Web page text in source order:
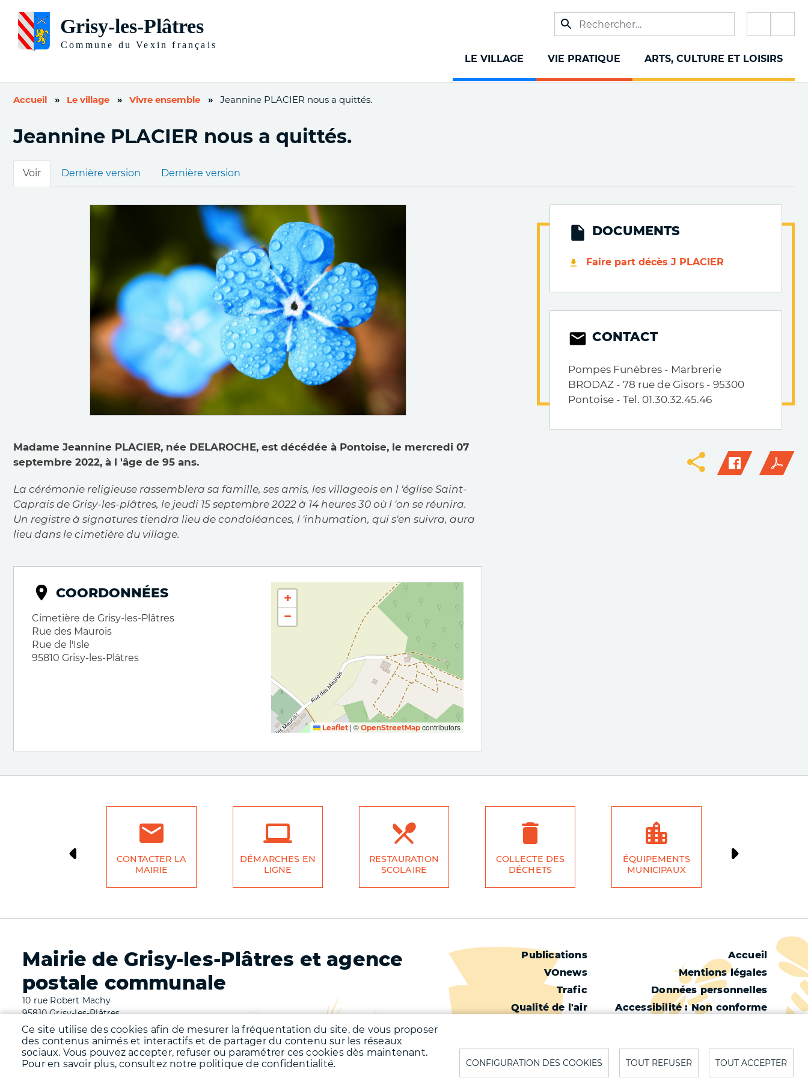
LE VILLAGE VIE PRATIQUE ARTS, CULTURE ET LOISIRS
Accueil Le village Vivre ensemble Jeannine PLACIER nous a quittés.
Jeannine PLACIER nous a quittés.
Onglets
Voir Dernière version Dernière version
Madame Jeannine PLACIER, née DELAROCHE, est décédée à Pontoise, le mercredi 07
septembre 2022, à l 'âge de 95 ans.
La cérémonie religieuse rassemblera sa famille, ses amis, les villageois en l 'église Saint-
Caprais de Grisy-les-plâtres, le jeudi 15 septembre 2022 à 14 heures 30 où l 'on se réunira.
Un registre à signatures tiendra lieu de condoléances, l 'inhumation, qui s'en suivra, aura
lieu dans le cimetière du village.
COORDONNÉES
Cimetière de Grisy-les-Plâtres
Rue des Maurois
Rue de l'Isle
95810 Grisy-les-Plâtres
+
−
Leaflet | © OpenStreetMap contributors
DOCUMENTS
Faire part décès J PLACIER
CONTACT
Pompes Funèbres - Marbrerie
BRODAZ - 78 rue de Gisors - 95300
Pontoise - Tel. 01.30.32.45.46
CONTACTER LA
MAIRIE
DÉMARCHES EN
LIGNE
RESTAURATION
SCOLAIRE
COLLECTE DES
DÉCHETS
ÉQUIPEMENTS
MUNICIPAUX
Mairie de Grisy-les-Plâtres et agence
postale communale
10 rue Robert Machy
95810 Grisy-les-Plâtres
Tél. 01 34 66 62 69
Fermetures de la mairie et de l'agence postale communale : chaque lundi
Ouvertures de la mairie : mardi matin de 08h30 à 12h00, mercredi après-midi de 13h00 à
17h00, vendredi matin de 08h30 à 12h00.
Pied
de
page
-
Second
Publications
VOnews
Trafic
Qualité de l'air
de
Accueil
Mentions légales
Données personnelles
Accessibilité : Non conforme
Plan du site
Ce site utilise des cookies afin de mesurer la fréquentation du site, de vous proposer
des contenus animés et interactifs et de partager du contenu sur les réseaux
sociaux. Vous pouvez accepter, refuser ou paramétrer ces cookies dès maintenant.
Pour en savoir plus, consultez notre politique de confidentialité.
CONFIGURATION DES COOKIES TOUT REFUSER TOUT ACCEPTER